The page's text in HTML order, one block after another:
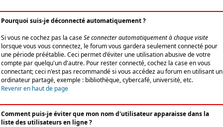
Pourquoi suis-je déconnecté automatiquement ?
Si vous ne cochez pas la caseSe connecter automatiquement à chaque visite
lorsque vous vous connectez, le forum vous gardera seulement connecté pour
une période préétablie. Ceci permet d'éviter une utilisation abusive de votre
compte par quelqu'un d'autre. Pour rester connecté, cochez la case en vous
connectant; ceci n'est pas recommandé si vous accédez au forum en utilisant un
ordinateur partagé, exemple : bibliothèque, cybercafé, université, etc.
Revenir en haut de page
Comment puis-je éviter que mon nom d'utilisateur apparaisse dans la
liste des utilisateurs en ligne ?